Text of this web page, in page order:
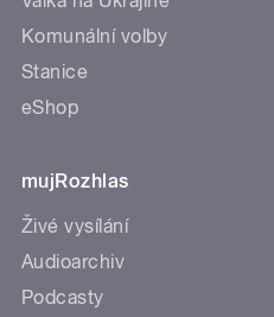
Komunální volby
Stanice
eShop
mujRozhlas
Živé vysílání
Audioarchiv
Podcasty